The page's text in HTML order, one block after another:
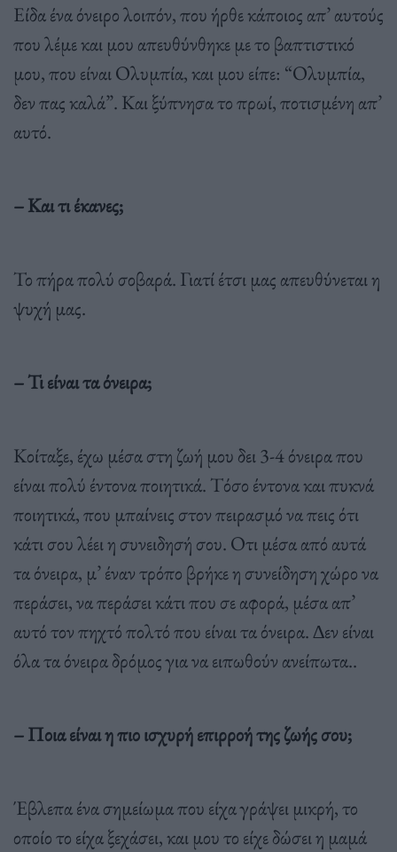
Είδα ένα όνειρο λοιπόν, που ήρθε κάποιος απ’ αυτούς
που λέµε και µου απευθύνθηκε µε το βαπτιστικό
µου, που είναι Ολυµπία, και µου είπε: “Ολυµπία,
δεν πας καλά”. Και ξύπνησα το πρωί, ποτισµένη απ’
αυτό.
– Και τι έκανες;
Το πήρα πολύ σοβαρά. Γιατί έτσι µας απευθύνεται η
ψυχή µας.
– Τι είναι τα όνειρα;
Κοίταξε, έχω µέσα στη ζωή µου δει 3-4 όνειρα που
είναι πολύ έντονα ποιητικά. Τόσο έντονα και πυκνά
ποιητικά, που µπαίνεις στον πειρασµό να πεις ότι
κάτι σου λέει η συνειδησή σου. Οτι µέσα από αυτά
τα όνειρα, µ’ έναν τρόπο βρήκε η συνείδηση χώρο να
περάσει, να περάσει κάτι που σε αφορά, µέσα απ’
αυτό τον πηχτό πολτό που είναι τα όνειρα. ∆εν είναι
όλα τα όνειρα δρόµος για να ειπωθούν ανείπωτα..
– Ποια είναι η πιο ισχυρή επιρροή της ζωής σου;
Έβλεπα ένα σηµείωµα που είχα γράψει µικρή, το
οποίο το είχα ξεχάσει, και µου το είχε δώσει η µαµά